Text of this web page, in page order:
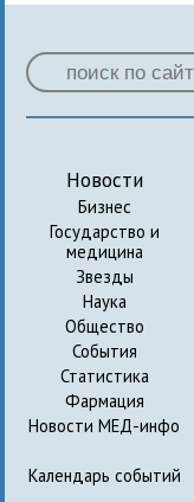
Новости
Бизнес
Государство и
медицина
Звезды
Наука
Общество
События
Статистика
Фармация
Новости МЕД-инфо
Календарь событий